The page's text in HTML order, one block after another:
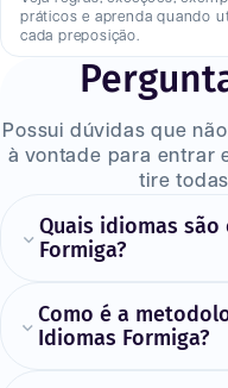
práticos e aprenda quando
cada preposição.
Possui dúvidas que
à vontade para entrar
tire
Quais idiomas são
Formiga?
Como é a
Idiomas Formiga?